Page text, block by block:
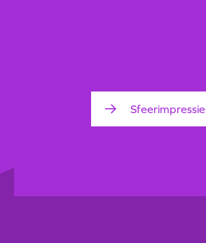
Sfeerimpressie